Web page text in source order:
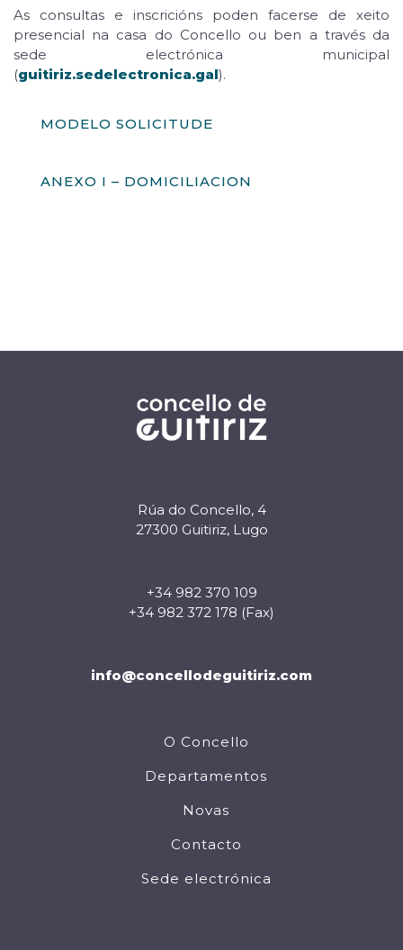
As consultas e inscricións poden facerse de xeito
presencial na casa do Concello ou ben a través da
sede electrónica municipal
(guitiriz.sedelectronica.gal).
MODELO SOLICITUDE
ANEXO I – DOMICILIACION
Rúa do Concello, 4
27300 Guitiriz, Lugo
+34 982 370 109
+34 982 372 178 (Fax)
info@concellodeguitiriz.com
O Concello
Departamentos
Novas
Contacto
Sede electrónica